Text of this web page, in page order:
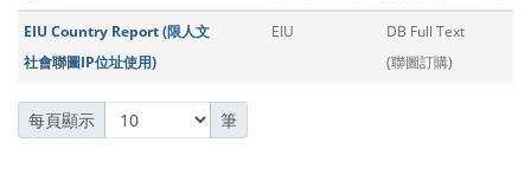
EIU Country Report (限人文
社會聯圖IP位址使用)
EIU
DB Full Text
(聯圖訂購)
每頁顯示 筆